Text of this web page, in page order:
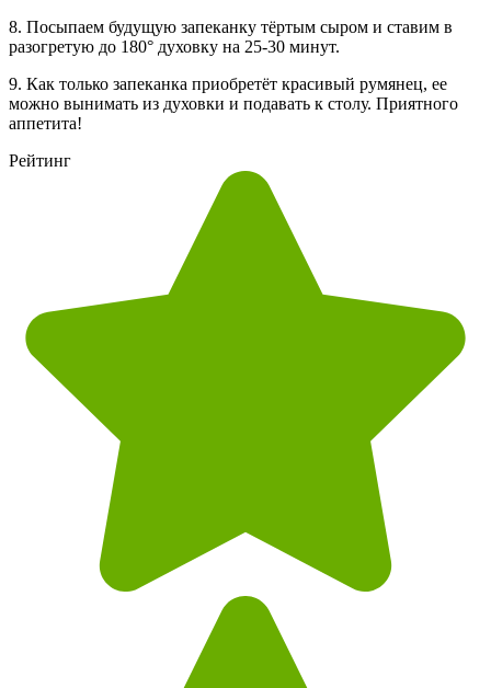
8. Посыпаем будущую запеканку тёртым сыром и ставим в
разогретую до 180° духовку на 25-30 минут.
9. Как только запеканка приобретёт красивый румянец, ее
можно вынимать из духовки и подавать к столу. Приятного
аппетита!
Рейтинг